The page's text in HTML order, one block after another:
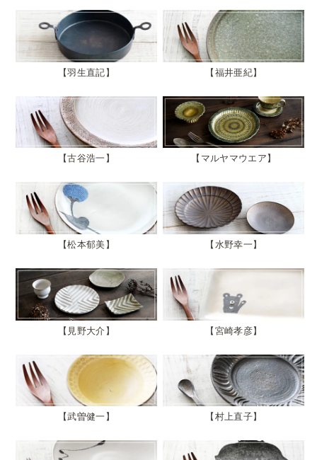
羽生直記 福井亜紀
古谷浩一 マルヤマウエア
松本郁美 水野幸一
見野大介 宮崎孝彦
武曽健一 村上直子